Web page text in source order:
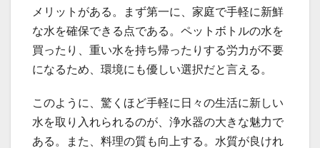
メリットがある。まず第一に、家庭で手軽に新鮮
な水を確保できる点である。ペットボトルの水を
買ったり、重い水を持ち帰ったりする労力が不要
になるため、環境にも優しい選択だと言える。
このように、驚くほど手軽に日々の生活に新しい
水を取り入れられるのが、浄水器の大きな魅力で
ある。また、料理の質も向上する。水質が良けれ